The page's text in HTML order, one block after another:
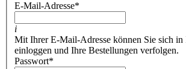
E-Mail-Adresse*
i
Mit Ihrer E-Mail-Adresse können Sie sich
einloggen und Ihre Bestellungen verfolgen.
Passwort*